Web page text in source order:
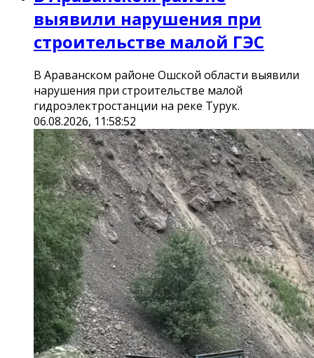
выявили нарушения при
строительстве малой ГЭС
В Араванском районе Ошской области выявили
нарушения при строительстве малой
гидроэлектростанции на реке Турук.
06.08.2026, 11:58:52